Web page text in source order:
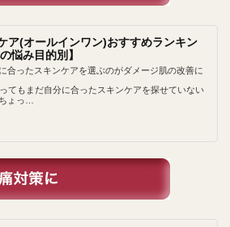
ア(オールインワン)おすすめランキン
悩み目的別】
合ったスキンケアを選ぶのがダメージ肌の改善に
てもまだ自分に合ったスキンケアを探せていない
ょっ…